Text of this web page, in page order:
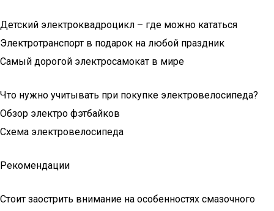
Детский электроквадроцикл – где можно кататься
Электротранспорт в подарок на любой праздник
Самый дорогой электросамокат в мире
Что нужно учитывать при покупке электровелосипеда?
Обзор электро фэтбайков
Схема электровелосипеда
Рекомендации
Стоит заострить внимание на особенностях смазочного